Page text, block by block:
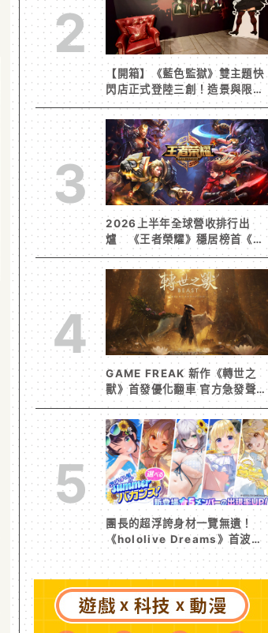
2
【開箱】《藍色監獄》雙主題快
閃店正式登陸三創！造景與限定
周邊搶先看
3
2026上半年全球營收排行出
爐 《王者榮耀》穩居榜首《寒
霜啟示錄》緊追在後！
4
GAME FREAK 新作《轉世之
獸》首發優化翻車 官方急發聲明
承諾提供大量更新彌補
5
團長的超浮誇身材一覽無遺！
《hololive Dreams》首波夏
日活動今日開跑 白銀諾艾爾等
5 位人氣成員泳裝卡池同步解鎖